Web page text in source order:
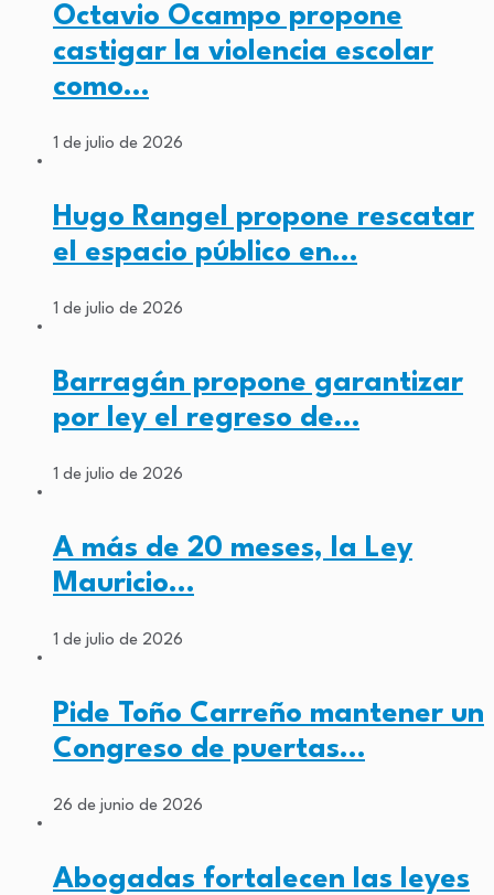
Octavio Ocampo propone
castigar la violencia escolar
como…
1 de julio de 2026
Hugo Rangel propone rescatar
el espacio público en…
1 de julio de 2026
Barragán propone garantizar
por ley el regreso de…
1 de julio de 2026
A más de 20 meses, la Ley
Mauricio…
1 de julio de 2026
Pide Toño Carreño mantener un
Congreso de puertas…
26 de junio de 2026
Abogadas fortalecen las leyes